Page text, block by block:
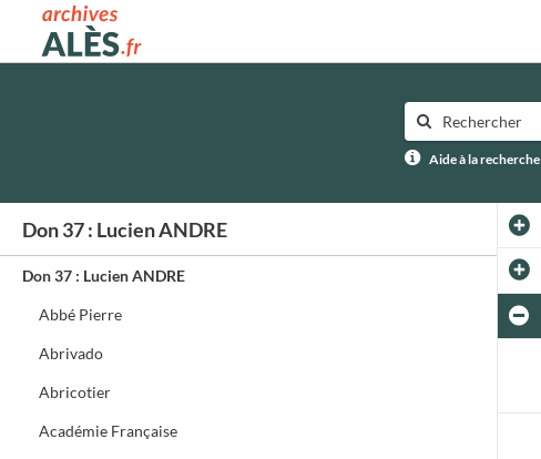
Archives municipales d'Alès
Aide à la recherche
Don 37 : Lucien ANDRE
Don 37 : Lucien ANDRE
Abbé Pierre
Abrivado
Abricotier
Académie Française